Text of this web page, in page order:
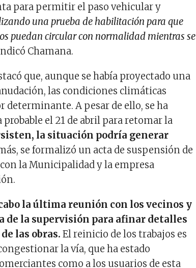
para permitir el paso vehicular y
una prueba de habilitación para que
puedan circular con normalidad mientras se
Chamana.
que, aunque se había proyectado una
las condiciones climáticas
determinante. A pesar de ello, se ha
probable el 21 de abril para retomar la
la situación podría generar
se formalizó un acta de suspensión de
la Municipalidad y la empresa
la última reunión con los vecinos y
de la supervisión para afinar detalles
las obras. El reinicio de los trabajos es
la vía, que ha estado
como a los usuarios de esta